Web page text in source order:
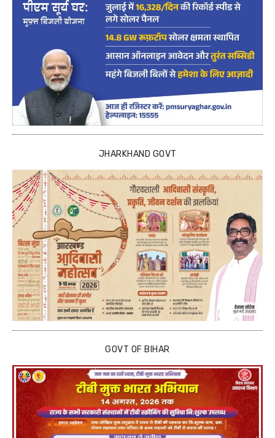
JHARKHAND GOVT
GOVT OF BIHAR